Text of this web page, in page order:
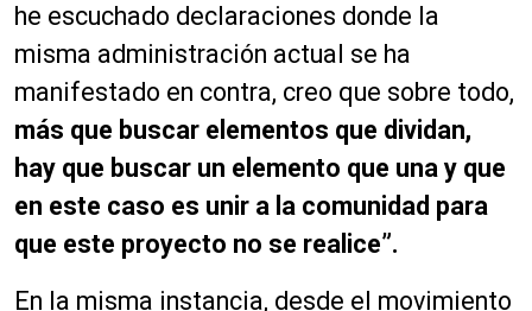
he escuchado declaraciones donde la
misma administración actual se ha
manifestado en contra, creo que sobre todo,
más que buscar elementos que dividan,
hay que buscar un elemento que una y que
en este caso es unir a la comunidad para
que este proyecto no se realice”.
En la misma instancia, desde el movimiento